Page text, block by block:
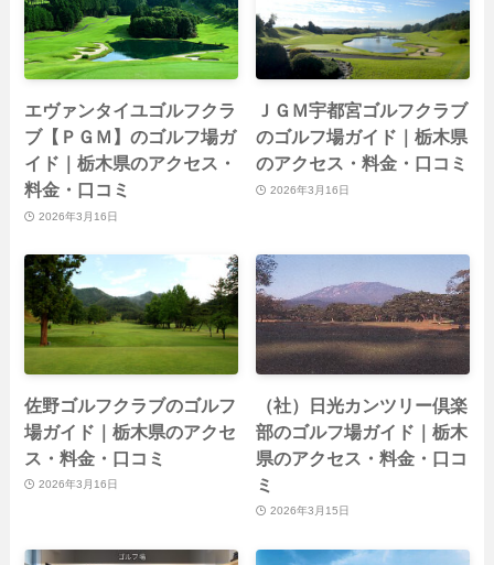
エヴァンタイユゴルフクラ
ブ【ＰＧＭ】のゴルフ場ガ
イド｜栃木県のアクセス・
料金・口コミ
2026年3月16日
ＪＧＭ宇都宮ゴルフクラブ
のゴルフ場ガイド｜栃木県
のアクセス・料金・口コミ
2026年3月16日
佐野ゴルフクラブのゴルフ
場ガイド｜栃木県のアクセ
ス・料金・口コミ
2026年3月16日
（社）日光カンツリー倶楽
部のゴルフ場ガイド｜栃木
県のアクセス・料金・口コ
ミ
2026年3月15日